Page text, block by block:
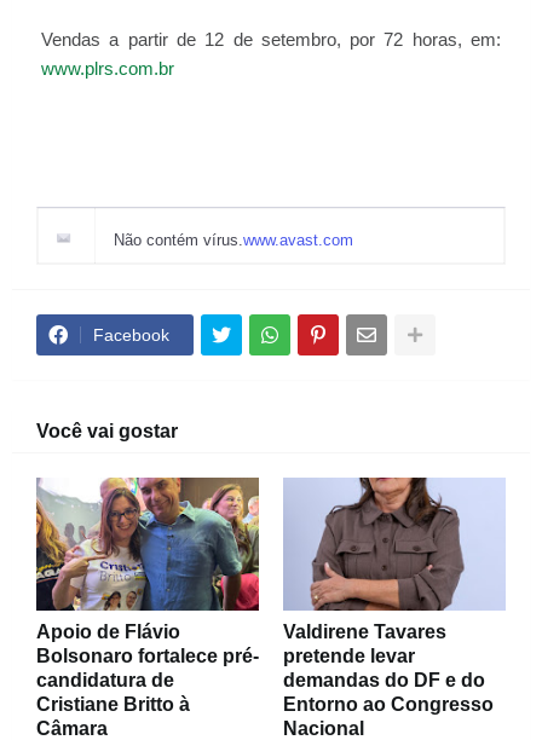
Vendas a partir de 12 de setembro, por 72 horas, em:
www.plrs.com.br
Não contém vírus.www.avast.com
Facebook
Você vai gostar
Apoio de Flávio
Bolsonaro fortalece pré-
candidatura de
Cristiane Britto à
Câmara
Valdirene Tavares
pretende levar
demandas do DF e do
Entorno ao Congresso
Nacional